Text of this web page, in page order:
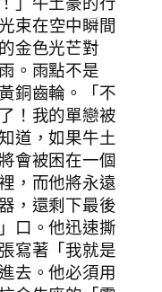
束在空中瞬間
金色光芒對
。雨點不是
銅齒輪。「不
！我的單戀被
道，如果牛土
會被困在一個
，而他將永遠
，還剩下最後
口。他迅速撕
寫著「我就是
去。他必須用